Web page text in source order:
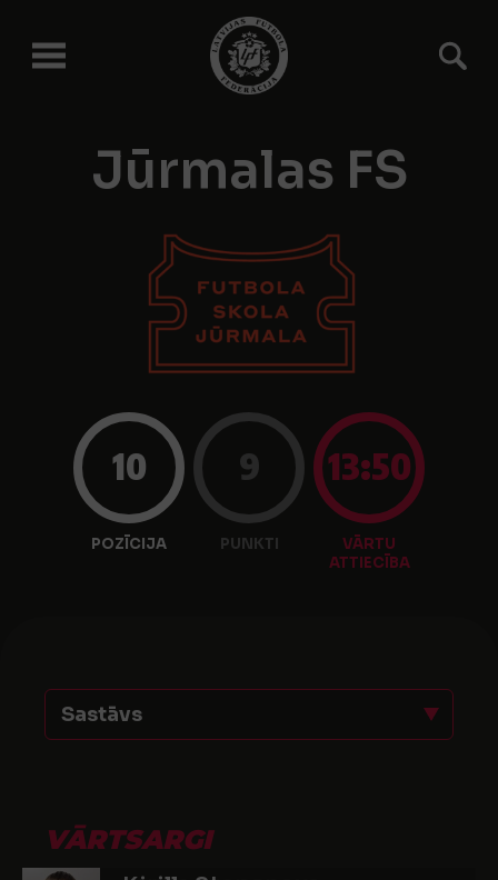
Jūrmalas FS
10
POZĪCIJA
9
PUNKTI
13:50
VĀRTU
ATTIECĪBA
Sastāvs
VĀRTSARGI